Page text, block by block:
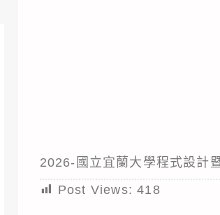
2026-國立宜蘭大學程式設計
Post Views: 418